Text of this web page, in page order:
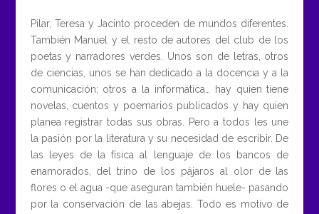
Pilar, Teresa y Jacinto proceden de mundos diferentes.
También Manuel y el resto de autores del club de los
poetas y narradores verdes. Unos son de letras, otros
de ciencias, unos se han dedicado a la docencia y a la
comunicación; otros a la informática… hay quien tiene
novelas, cuentos y poemarios publicados y hay quien
planea registrar todas sus obras. Pero a todos les une
la pasión por la literatura y su necesidad de escribir. De
las leyes de la física al lenguaje de los bancos de
enamorados, del trino de los pájaros al olor de las
flores o el agua -que aseguran también huele- pasando
por la conservación de las abejas. Todo es motivo de